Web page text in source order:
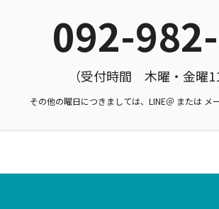
092-
（受付時間 木曜・金曜
その他の曜日につきましては、LINE＠ または メ